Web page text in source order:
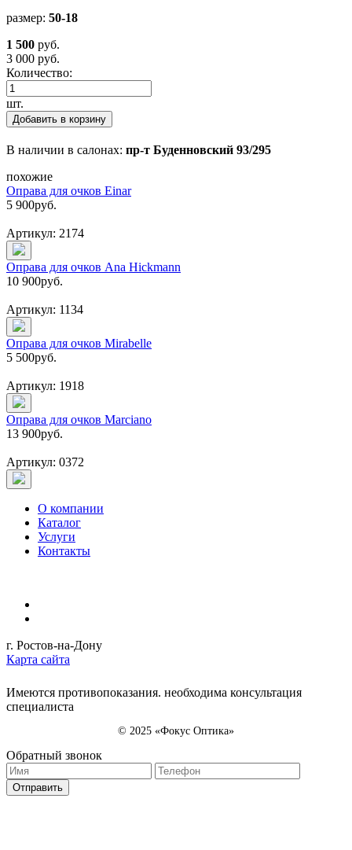
размер: 50-18
1 500 руб.
3 000 руб.
Количество:
шт.
Добавить в корзину
В наличии в салонах: пр-т Буденновский 93/295
похожие
Оправа для очков Einar
5 900руб.
Артикул: 2174
Оправа для очков Ana Hickmann
10 900руб.
Артикул: 1134
Оправа для очков Mirabelle
5 500руб.
Артикул: 1918
Оправа для очков Marciano
13 900руб.
Артикул: 0372
О компании
Каталог
Услуги
Контакты
г. Ростов-на-Дону
Карта сайта
Имеются противопоказания. необходима консультация
специалиста
© 2025 «Фокус Оптика»
Обратный звонок
Отправить